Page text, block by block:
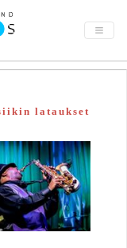
lataukset